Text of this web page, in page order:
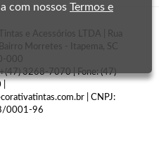
e Acessórios LTDA | Rua
Morretes - Itapema, SC
000
+(47) 3268-7070| Fone: (47)
| CNPJ:
0001-96
com nossos Termos e